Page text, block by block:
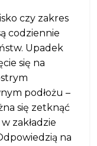
czy zakres
codziennie
Upadek
się na
podłożu –
się zetknąć
zakładzie
na